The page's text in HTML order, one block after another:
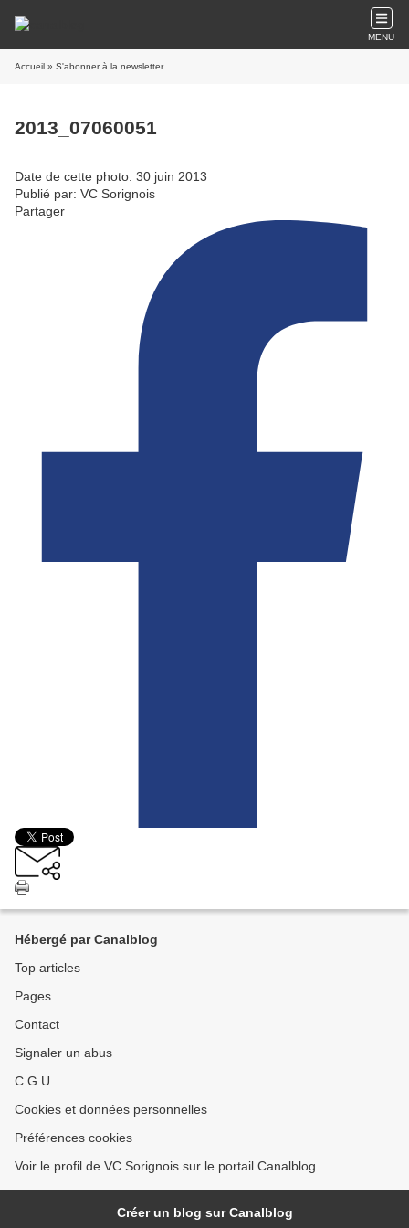
MENU
Accueil » S'abonner à la newsletter
2013_07060051
Date de cette photo: 30 juin 2013
Publié par: VC Sorignois
Partager
Hébergé par Canalblog
Top articles
Pages
Contact
Signaler un abus
C.G.U.
Cookies et données personnelles
Préférences cookies
Voir le profil de VC Sorignois sur le portail Canalblog
Créer un blog sur Canalblog